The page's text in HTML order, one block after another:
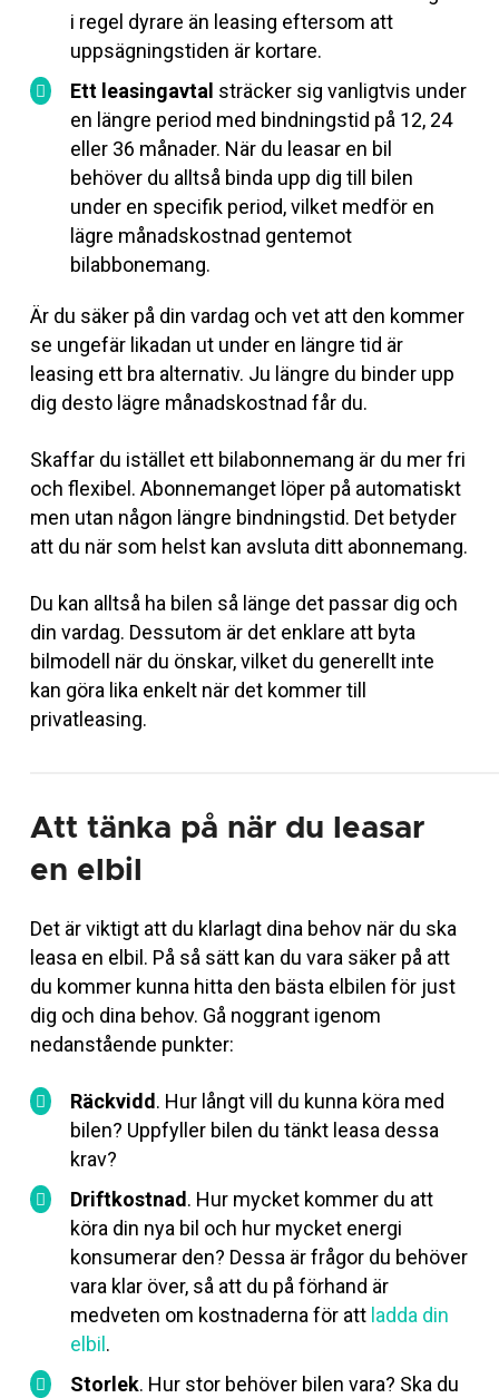
i regel dyrare än leasing eftersom att
uppsägningstiden är kortare.
Ett leasingavtal sträcker sig vanligtvis under
en längre period med bindningstid på 12, 24
eller 36 månader. När du leasar en bil
behöver du alltså binda upp dig till bilen
under en specifik period, vilket medför en
lägre månadskostnad gentemot
bilabbonemang.
Är du säker på din vardag och vet att den kommer
se ungefär likadan ut under en längre tid är
leasing ett bra alternativ. Ju längre du binder upp
dig desto lägre månadskostnad får du.
Skaffar du istället ett bilabonnemang är du mer fri
och flexibel. Abonnemanget löper på automatiskt
men utan någon längre bindningstid. Det betyder
att du när som helst kan avsluta ditt abonnemang.
Du kan alltså ha bilen så länge det passar dig och
din vardag. Dessutom är det enklare att byta
bilmodell när du önskar, vilket du generellt inte
kan göra lika enkelt när det kommer till
privatleasing.
Att tänka på när du leasar
en elbil
Det är viktigt att du klarlagt dina behov när du ska
leasa en elbil. På så sätt kan du vara säker på att
du kommer kunna hitta den bästa elbilen för just
dig och dina behov. Gå noggrant igenom
nedanstående punkter:
Räckvidd . Hur långt vill du kunna köra med
bilen? Uppfyller bilen du tänkt leasa dessa
krav?
Driftkostnad . Hur mycket kommer du att
köra din nya bil och hur mycket energi
konsumerar den? Dessa är frågor du behöver
vara klar över, så att du på förhand är
medveten om kostnaderna för att ladda din
elbil .
Storlek. Hur stor behöver bilen vara? Ska du